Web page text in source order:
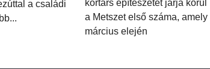
a családi
kortárs építészetét járja körül
a Metszet első száma, amely
március elején